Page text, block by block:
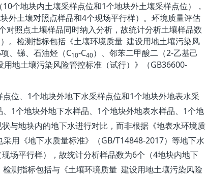
10个地块内土壤采样点位和1个地块外土壤采样点位），
外土壤对照点样品和4个现场平行样）。环境质量评估
对照点土壤样品同时纳入分析，故统计分析土壤样品数
。检测指标包括《土壤环境质量 建设用地土壤污染风
项、 锑、 石油烃（C10-C40） 邻苯二甲酸二（2-乙基己
用地土壤污染风险管控标准（试行）》（GB36600-
位、 1个地块外地下水采样点位和1个地块外地表水采
1个地块外地下水样品、 1个地块外地表水样品、 1个地
与地块内的地下水进行对比，而非根据《地表水环境质
采用 《地下水质量标准》（GB/T14848-2017） 等地下水
场平行样），故统计分析样品数为6个（4地块内地下
测指标包括与《土壤环境质量 建设用地土壤污染风险